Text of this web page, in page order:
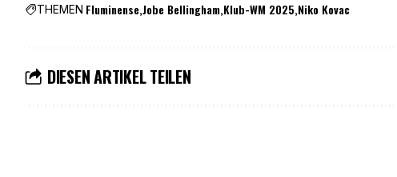
THEMEN FluminenseJobe Bellingham Klub-WM 2025 Niko Kovac
DIESEN ARTIKEL TEILEN